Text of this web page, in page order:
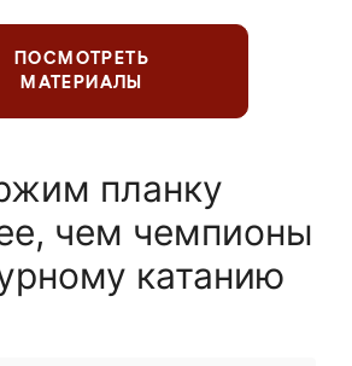
ПОСМОТРЕТЬ
МАТЕРИАЛЫ
планку
чем чемпионы
катанию